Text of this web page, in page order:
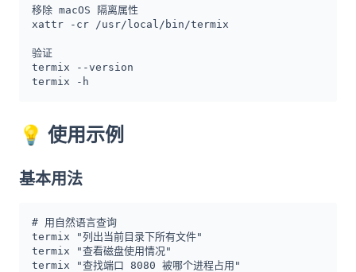
移除 macOS 隔离属性
xattr -cr /usr/local/bin/termix
验证
termix --version
termix -h
💡 使用示例
基本用法
# 用自然语言查询
termix "列出当前目录下所有文件"
termix "查看磁盘使用情况"
termix "查找端口 8080 被哪个进程占用"